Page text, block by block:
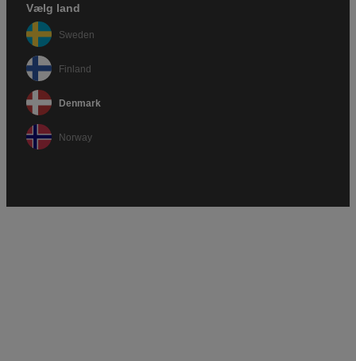
Vælg land
Sweden
Finland
Denmark
Norway